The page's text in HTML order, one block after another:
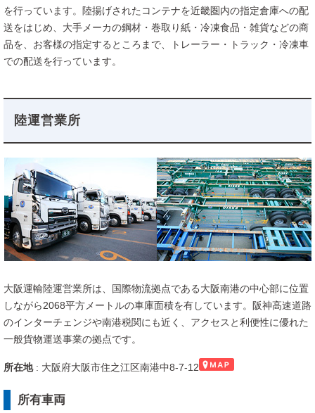
川ロジスティクスグループ
を行っています。陸揚げされたコンテナを近畿圏内の指定倉庫への配
送をはじめ、大手メーカの鋼材・巻取り紙・冷凍食品・雑貨などの商
品を、お客様の指定するところまで、トレーラー・トラック・冷凍車
での配送を行っています。
陸運営業所
大阪運輸陸運営業所は、国際物流拠点である大阪南港の中心部に位置
しながら2068平方メートルの車庫面積を有しています。阪神高速道路
のインターチェンジや南港税関にも近く、アクセスと利便性に優れた
一般貨物運送事業の拠点です。
所在地: 大阪府大阪市住之江区南港中8-7-12
所有車両